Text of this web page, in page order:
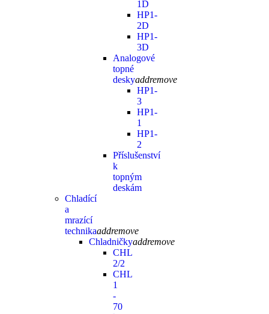
1D
HP1-
2D
HP1-
3D
Analogové
topné
deskyaddremove
HP1-
3
HP1-
1
HP1-
2
Příslušenství
k
topným
deskám
Chladící
a
mrazící
technikaaddremove
Chladničkyaddremove
CHL
2/2
CHL
1
-
70